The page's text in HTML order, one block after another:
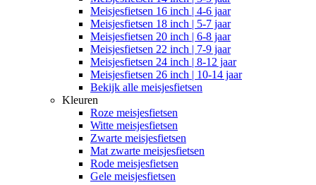
Meisjesfietsen 16 inch | 4-6 jaar
Meisjesfietsen 18 inch | 5-7 jaar
Meisjesfietsen 20 inch | 6-8 jaar
Meisjesfietsen 22 inch | 7-9 jaar
Meisjesfietsen 24 inch | 8-12 jaar
Meisjesfietsen 26 inch | 10-14 jaar
Bekijk alle meisjesfietsen
Kleuren
Roze meisjesfietsen
Witte meisjesfietsen
Zwarte meisjesfietsen
Mat zwarte meisjesfietsen
Rode meisjesfietsen
Gele meisjesfietsen